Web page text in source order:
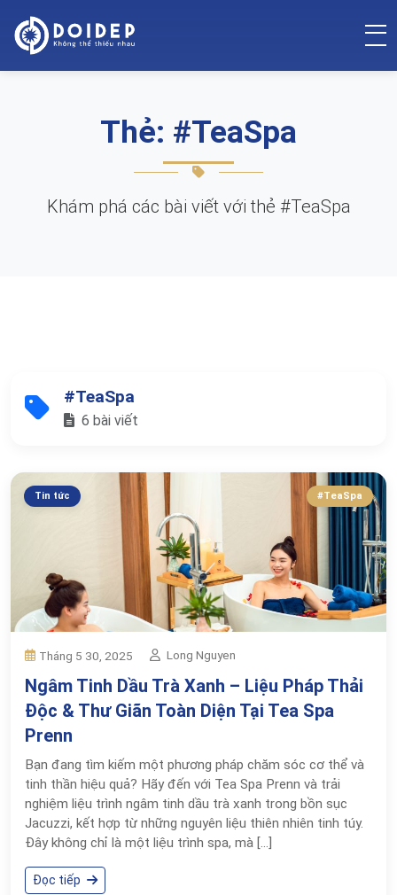
Thẻ: #TeaSpa
Khám phá các bài viết với thẻ #TeaSpa
#TeaSpa
6 bài viết
Tin tức #TeaSpa
Tháng 5 30, 2025 Long Nguyen
Ngâm Tinh Dầu Trà Xanh – Liệu Pháp Thải
Độc & Thư Giãn Toàn Diện Tại Tea Spa
Prenn
Bạn đang tìm kiếm một phương pháp chăm sóc cơ thể và
tinh thần hiệu quả? Hãy đến với Tea Spa Prenn và trải
nghiệm liệu trình ngâm tinh dầu trà xanh trong bồn sục
Jacuzzi, kết hợp từ những nguyên liệu thiên nhiên tinh túy.
Đây không chỉ là một liệu trình spa, mà […]
Đọc tiếp